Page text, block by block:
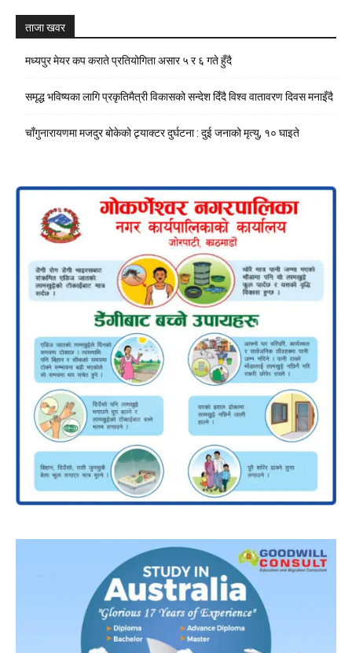
ताजा खवर
मध्यपुर मेयर कप कराते प्रतियोगिता असार ५ र ६ गते हुँदै
समृद्ध भविष्यका लागि प्रकृतिमैत्री विकासको सन्देश दिँदै विश्व वातावरण दिवस मनाइँदै
चाँगुनारायणमा मजदुर बोकेको ट्र्याक्टर दुर्घटना : दुई जनाको मृत्यु, १० घाइते